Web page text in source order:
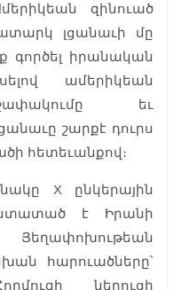
զինուած
լցանաւի մը
գործել իրանական
ամերիկեան
եւ
շարքէ դուրս
հետեւանքով։
X ընկերային
է Իրանի
հարուածները՝
նեղուցի